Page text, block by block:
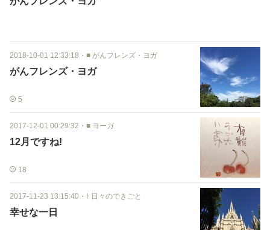
2018-10-01 12:33:18 ・ ■ がんフレンズ・ヨガ
がんフレンズ・ヨガ
5
2017-12-01 00:29:32 ・ ■ ヨーガ
12月ですね!
18
2017-11-23 13:15:40 ・ Ͱ 日々のできごと
幸せな一日